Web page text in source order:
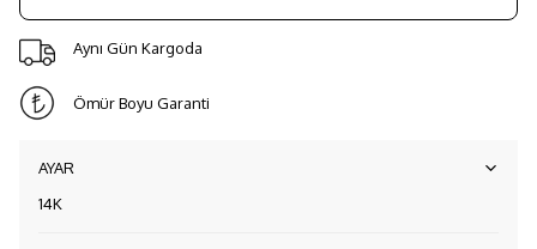
Aynı Gün Kargoda
Ömür Boyu Garanti
AYAR
14K